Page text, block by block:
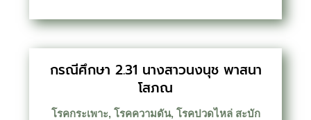
กรณีศึกษา 2.31 นางสาวนงนุช พาสนา
โสภณ
โรคกระเพาะ, โรคความดัน, โรคปวดไหล่ สะบัก